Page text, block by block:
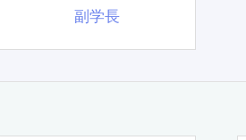
副学長